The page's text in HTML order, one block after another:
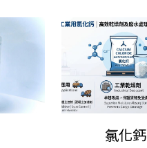
氯化鈣